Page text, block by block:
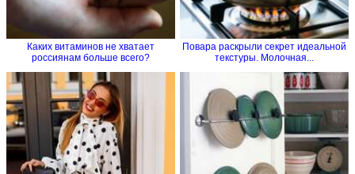
Каких витаминов не хватает
россиянам больше всего?
Повара раскрыли секрет идеальной
текстуры. Молочная...